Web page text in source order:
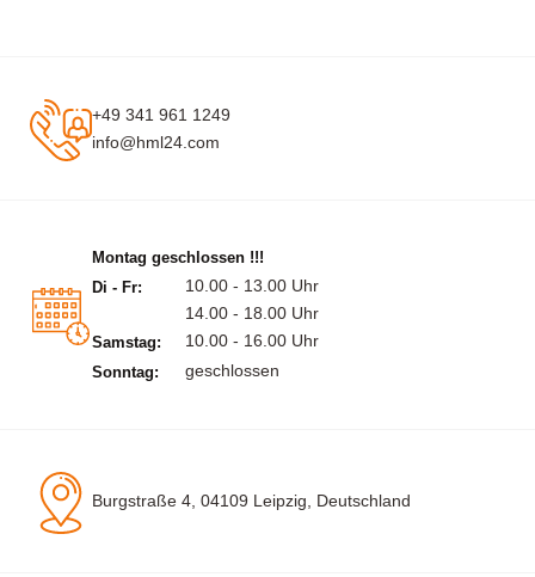
+49 341 961 1249
info@hml24.com
Montag geschlossen !!!
Di - Fr:
10.00 - 13.00 Uhr
14.00 - 18.00 Uhr
Samstag: 10.00 - 16.00 Uhr
Sonntag: geschlossen
Burgstraße 4, 04109 Leipzig, Deutschland